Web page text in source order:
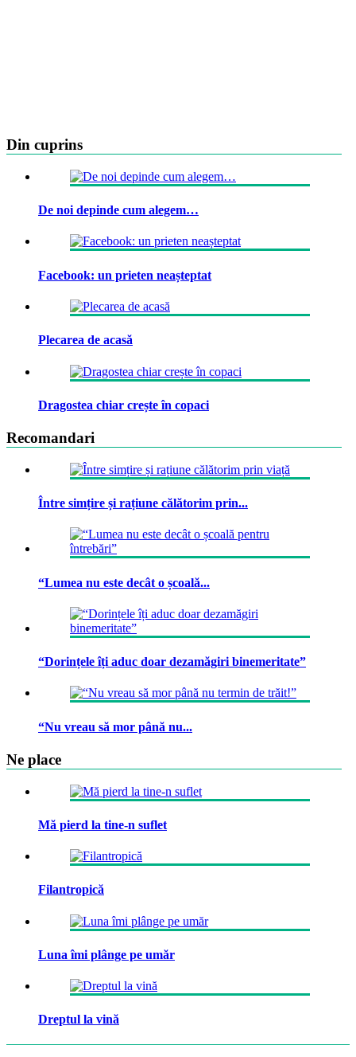
Din cuprins
De noi depinde cum alegem…
Facebook: un prieten neașteptat
Plecarea de acasă
Dragostea chiar crește în copaci
Recomandari
Între simțire și rațiune călătorim prin...
“Lumea nu este decât o școală...
“Dorințele îți aduc doar dezamăgiri binemeritate”
“Nu vreau să mor până nu...
Ne place
Mă pierd la tine-n suflet
Filantropică
Luna îmi plânge pe umăr
Dreptul la vină